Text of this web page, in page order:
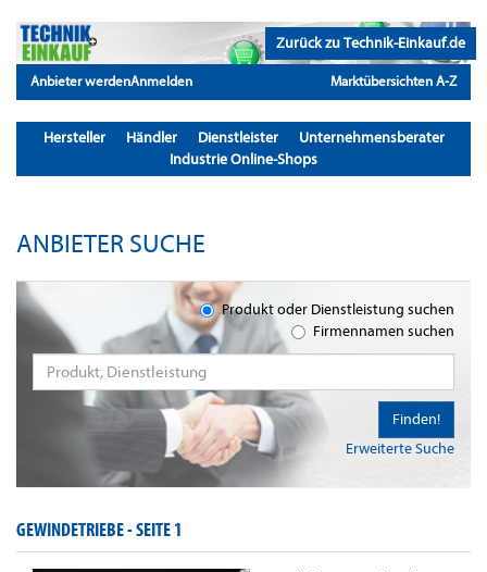
Zurück zu Technik-Einkauf.de
Anbieter werdenAnmelden Marktübersichten A-Z
Hersteller Händler Dienstleister
Unternehmensberater
Industrie Online-Shops
ANBIETER SUCHE
Produkt oder Dienstleistung suchen
Firmennamen suchen
Erweiterte Suche
Finden!
GEWINDETRIEBE -SEITE 1